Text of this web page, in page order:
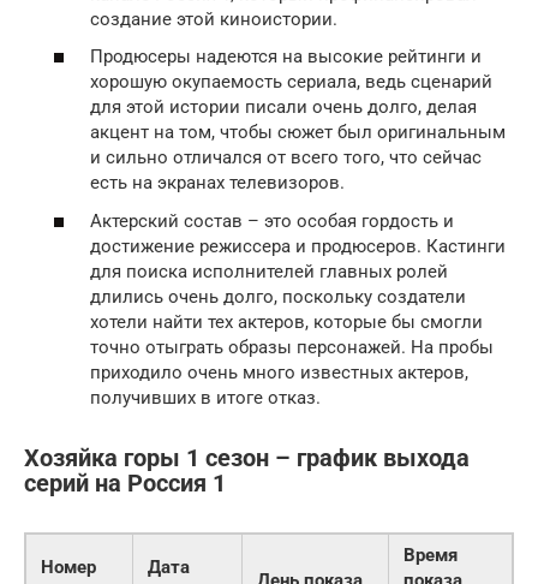
создание этой киноистории.
Продюсеры надеются на высокие рейтинги и
хорошую окупаемость сериала, ведь сценарий
для этой истории писали очень долго, делая
акцент на том, чтобы сюжет был оригинальным
и сильно отличался от всего того, что сейчас
есть на экранах телевизоров.
Актерский состав – это особая гордость и
достижение режиссера и продюсеров. Кастинги
для поиска исполнителей главных ролей
длились очень долго, поскольку создатели
хотели найти тех актеров, которые бы смогли
точно отыграть образы персонажей. На пробы
приходило очень много известных актеров,
получивших в итоге отказ.
Хозяйка горы 1 сезон – график выхода
серий на Россия 1
Номер
Дата
Время